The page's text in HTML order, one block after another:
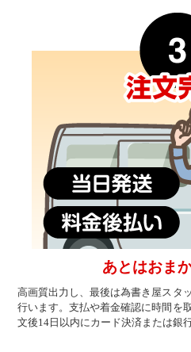
あとはおま
高画質出力し、最後は為書き屋スタ
行います。支払や着金確認に時間を
文後14日以内にカード決済または銀